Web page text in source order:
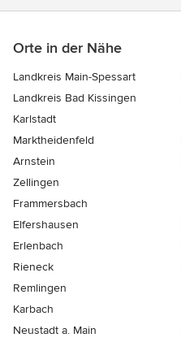
Orte in der Nähe
Landkreis Main-Spessart
Landkreis Bad Kissingen
Karlstadt
Marktheidenfeld
Arnstein
Zellingen
Frammersbach
Elfershausen
Erlenbach
Rieneck
Remlingen
Karbach
Neustadt a. Main